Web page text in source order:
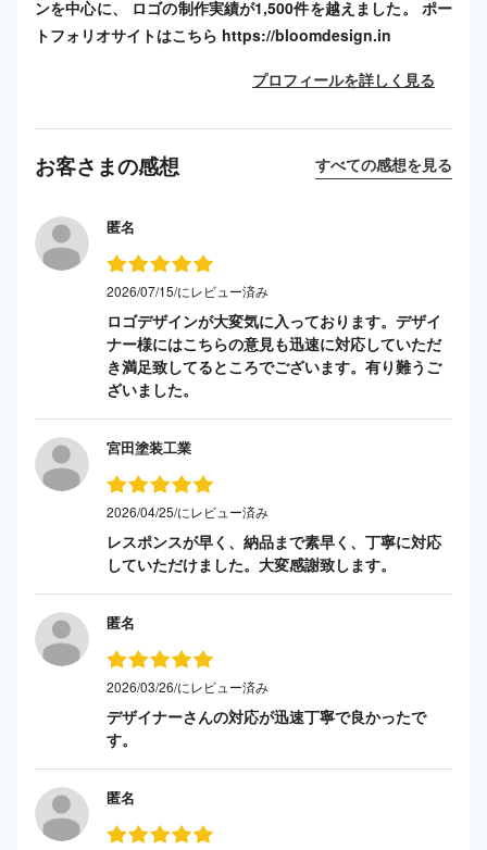
ンを中心に、 ロゴの制作実績が1,500件を越えました。 ポー
トフォリオサイトはこちら https://bloomdesign.in
プロフィールを詳しく見る
お客さまの感想 すべての感想を見る
匿名
2026/07/15/にレビュー済み
ロゴデザインが大変気に入っております。デザイ
ナー様にはこちらの意見も迅速に対応していただ
き満足致してるところでございます。有り難うご
ざいました。
宮田塗装工業
2026/04/25/にレビュー済み
レスポンスが早く、納品まで素早く、丁寧に対応
していただけました。大変感謝致します。
匿名
2026/03/26/にレビュー済み
デザイナーさんの対応が迅速丁寧で良かったで
す。
匿名